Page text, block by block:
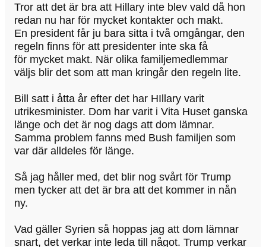
Tror att det är bra att Hillary inte blev vald då hon
redan nu har för mycket kontakter och makt.
En president får ju bara sitta i två omgångar, den
regeln finns för att presidenter inte ska få
för mycket makt. När olika familjemedlemmar
väljs blir det som att man kringår den regeln lite.
Bill satt i åtta år efter det har HIllary varit
utrikesminister. Dom har varit i Vita Huset ganska
länge och det är nog dags att dom lämnar.
Samma problem fanns med Bush familjen som
var där alldeles för länge.
Så jag håller med, det blir nog svårt för Trump
men tycker att det är bra att det kommer in nån
ny.
Vad gäller Syrien så hoppas jag att dom lämnar
snart, det verkar inte leda till något. Trump verkar